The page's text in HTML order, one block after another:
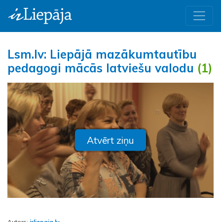
Lsm.lv: Liepājā mazākumtautību
pedagogi mācās latviešu valodu (1)
Atvērt ziņu